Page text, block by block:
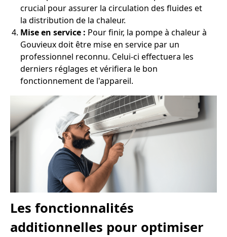
crucial pour assurer la circulation des fluides et
la distribution de la chaleur.
Mise en service : Pour finir, la pompe à chaleur à
Gouvieux doit être mise en service par un
professionnel reconnu. Celui-ci effectuera les
derniers réglages et vérifiera le bon
fonctionnement de l'appareil.
Les fonctionnalités
additionnelles pour optimiser